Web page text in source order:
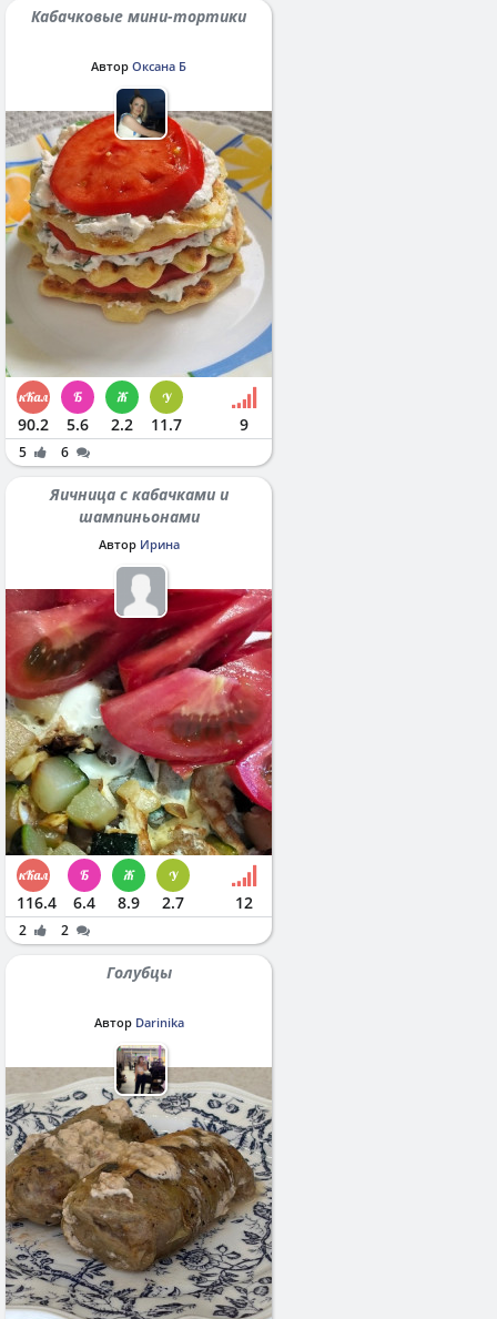
Кабачковые мини-тортики
Автор Оксана Б
90.2 5.6 2.2 11.7 9
5 6
Яичница с кабачками и
шампиньонами
Автор Ирина
116.4 6.4 8.9 2.7 12
2 2
Голубцы
Автор Darinika